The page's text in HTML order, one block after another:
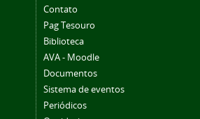
Contato
Pag Tesouro
Biblioteca
AVA - Moodle
Documentos
Sistema de eventos
Periódicos